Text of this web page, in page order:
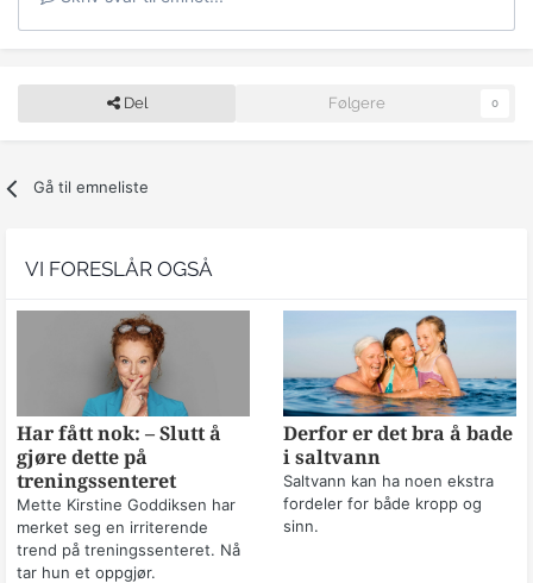
Del Følgere 0
Gå til emneliste
VI FORESLÅR OGSÅ
Har fått nok: – Slutt å
gjøre dette på
treningssenteret
Mette Kirstine Goddiksen har
merket seg en irriterende
trend på treningssenteret. Nå
tar hun et oppgjør.
Derfor er det bra å bade
i saltvann
Saltvann kan ha noen ekstra
fordeler for både kropp og
sinn.